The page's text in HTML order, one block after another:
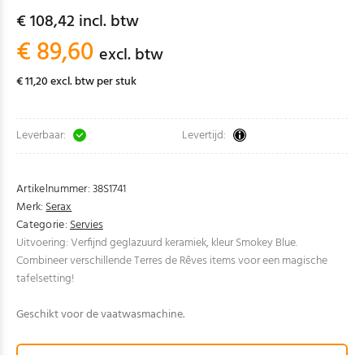
€ 108,42 incl. btw
€ 89,60 excl. btw
€ 11,20 excl. btw per stuk
Leverbaar: Levertijd:
Artikelnummer:38S1741
Merk:Serax
Categorie:Servies
Uitvoering: Verfijnd geglazuurd keramiek, kleur Smokey Blue.
Combineer verschillende Terres de Rêves items voor een magische
tafelsetting!
Geschikt voor de vaatwasmachine.